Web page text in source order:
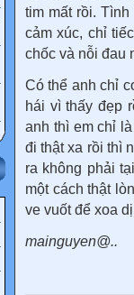
tim mất rồi.
cảm xúc, chỉ
chốc và nỗi đau
Có thể anh chỉ
hái vì thấy đẹp
anh thì em chỉ
đi thật xa rồi thì
ra không phải
một cách thật
ve vuốt để xoa
mainguyen@..